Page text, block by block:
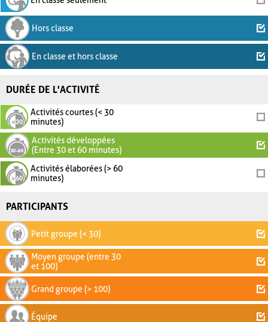
Hors classe
En classe et hors classe
DURÉE DE L'ACTIVITÉ
Activités courtes (< 30
minutes)
Activités développées
(Entre 30 et 60 minutes)
Activités élaborées (> 60
minutes)
PARTICIPANTS
Petit groupe (< 30)
Moyen groupe (entre 30
et 100)
Grand groupe (> 100)
Équipe